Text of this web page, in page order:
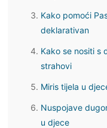
Kako pomoći
deklarativan
Kako se nositi s
strahovi
Miris tijela u
Nuspojave
u djece